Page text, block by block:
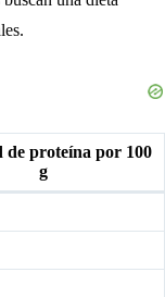
de proteína por 100
g